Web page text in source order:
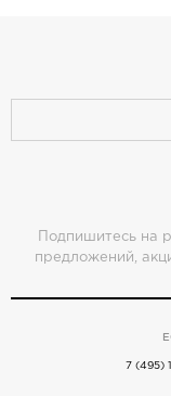
Подпишитесь на
предложений,
7 (495)